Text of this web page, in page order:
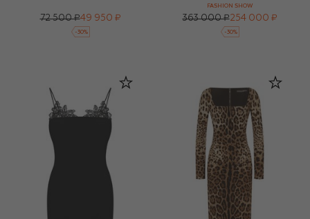
72 500 ₽49 950 ₽
-30%
FASHION SHOW
363 000 ₽254 000 ₽
-30%